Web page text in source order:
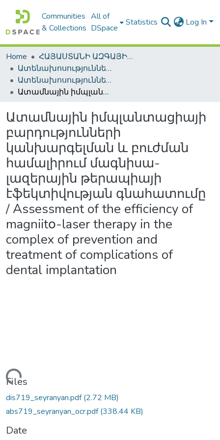
Communities
& Collections
All of
DSpace
Statistics Log In
Home
ՀԱՅԱՍՏԱՆԻ ԱԶԳԱՅԻՆ ԳՐԱԴԱՐԱՆԻ ԹՎԱՅԻՆ ՊԱՀՈՑ / DIGITAL REPOSITORY OF NLA
Ատենախոսություններ և սեղմագրեր / Theses & Abstracts
Ատենախոսություններ և սեղմագրեր / Theses & Abstracts
Ատամնային իմպլանտացիայի բարդությունների կանխարգելման և բուժման համալիրում մագնիսա-լազերային թերապիայի էֆեկտիվության գնահատումը / Аssessment of the efficiency of magniitօ-laser therapy in the complex of prevention and treatment of complications of dental implantation
Ատամնային իմպլանտացիայի
բարդությունների
կանխարգելման և բուժման
համալիրում մագնիսա-
լազերային թերապիայի
էֆեկտիվության գնահատումը
/ Аssessment of the efficiency of
magniitօ-laser therapy in the
complex of prevention and
treatment of complications of
dental implantation
Files
dis719_seyranyan.pdf(2.72 MB)
abs719_seyranyan_ocr.pdf(338.44 KB)
Date